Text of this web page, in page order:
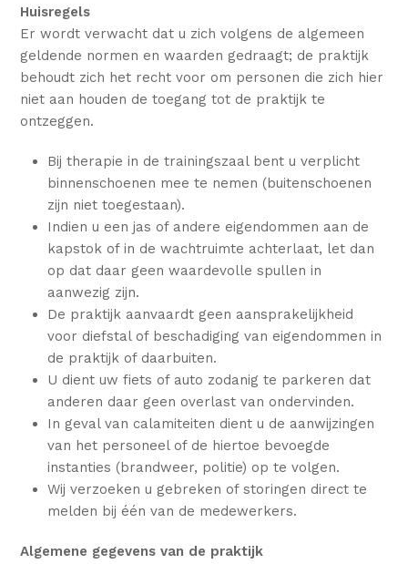
Huisregels
Er wordt verwacht dat u zich volgens de algemeen
geldende normen en waarden gedraagt; de praktijk
behoudt zich het recht voor om personen die zich hier
niet aan houden de toegang tot de praktijk te
ontzeggen.
Bij therapie in de trainingszaal bent u verplicht
binnenschoenen mee te nemen (buitenschoenen
zijn niet toegestaan).
Indien u een jas of andere eigendommen aan de
kapstok of in de wachtruimte achterlaat, let dan
op dat daar geen waardevolle spullen in
aanwezig zijn.
De praktijk aanvaardt geen aansprakelijkheid
voor diefstal of beschadiging van eigendommen in
de praktijk of daarbuiten.
U dient uw fiets of auto zodanig te parkeren dat
anderen daar geen overlast van ondervinden.
In geval van calamiteiten dient u de aanwijzingen
van het personeel of de hiertoe bevoegde
instanties (brandweer, politie) op te volgen.
Wij verzoeken u gebreken of storingen direct te
melden bij één van de medewerkers.
Algemene gegevens van de praktijk